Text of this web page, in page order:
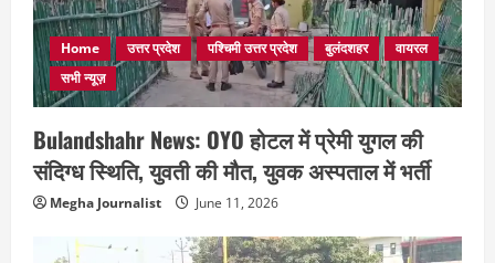
Home उत्तर प्रदेश पश्चिमी उत्तर प्रदेश बुलंदशहर
वायरल
सभी न्यूज़
Bulandshahr News: OYO होटल में प्रेमी युगल की
संदिग्ध स्थिति, युवती की मौत, युवक अस्पताल में भर्ती
Megha Journalist June 11, 2026